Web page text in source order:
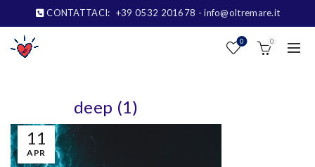
CONTATTACI: +39 0532 201678 - info@oltremare.it
0 0
11
APR
deep (1)